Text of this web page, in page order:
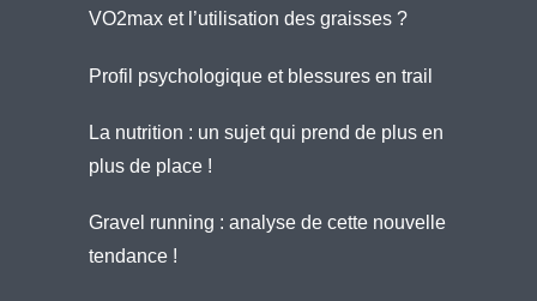
VO2max et l’utilisation des graisses ?
Profil psychologique et blessures en trail
La nutrition : un sujet qui prend de plus en
plus de place !
Gravel running : analyse de cette nouvelle
tendance !